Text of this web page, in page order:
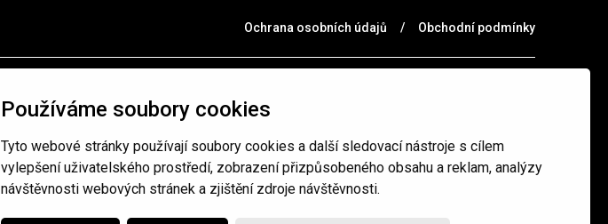
Používáme soubory cookies
Tyto webové stránky používají soubory cookies a další sledovací nástroje s cílem
vylepšení uživatelského prostředí, zobrazení přizpůsobeného obsahu a reklam, analýzy
návštěvnosti webových stránek a zjištění zdroje návštěvnosti.
Ochrana osobních údajů / Obchodní podmínky